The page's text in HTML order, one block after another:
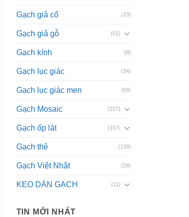
Gạch giả cổ (23)
Gạch giả gỗ (51)
Gạch kính (8)
Gạch lục giác (34)
Gạch lục giác men (69)
Gạch Mosaic (227)
Gạch ốp lát (167)
Gạch thẻ (139)
Gạch Việt Nhật (28)
KEO DÁN GẠCH (11)
TIN MỚI NHẤT